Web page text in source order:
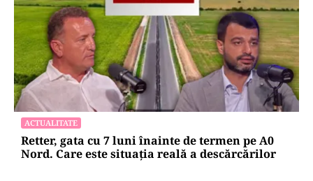
ACTUALITATE
Retter, gata cu 7 luni înainte de termen pe A0
Nord. Care este situația reală a descărcărilor